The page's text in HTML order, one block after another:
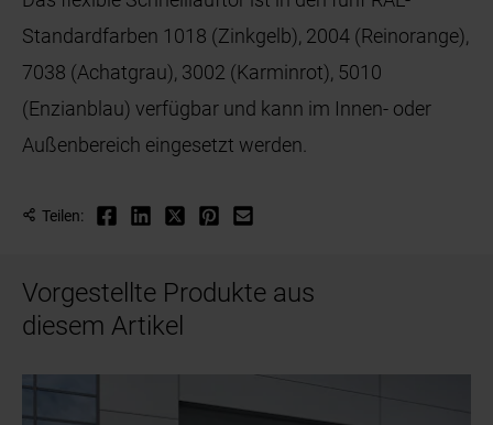
Standardfarben 1018 (Zinkgelb), 2004 (Reinorange),
7038 (Achatgrau), 3002 (Karminrot), 5010
(Enzianblau) verfügbar und kann im Innen- oder
Außenbereich eingesetzt werden.
Teilen:
Vorgestellte Produkte aus
diesem Artikel